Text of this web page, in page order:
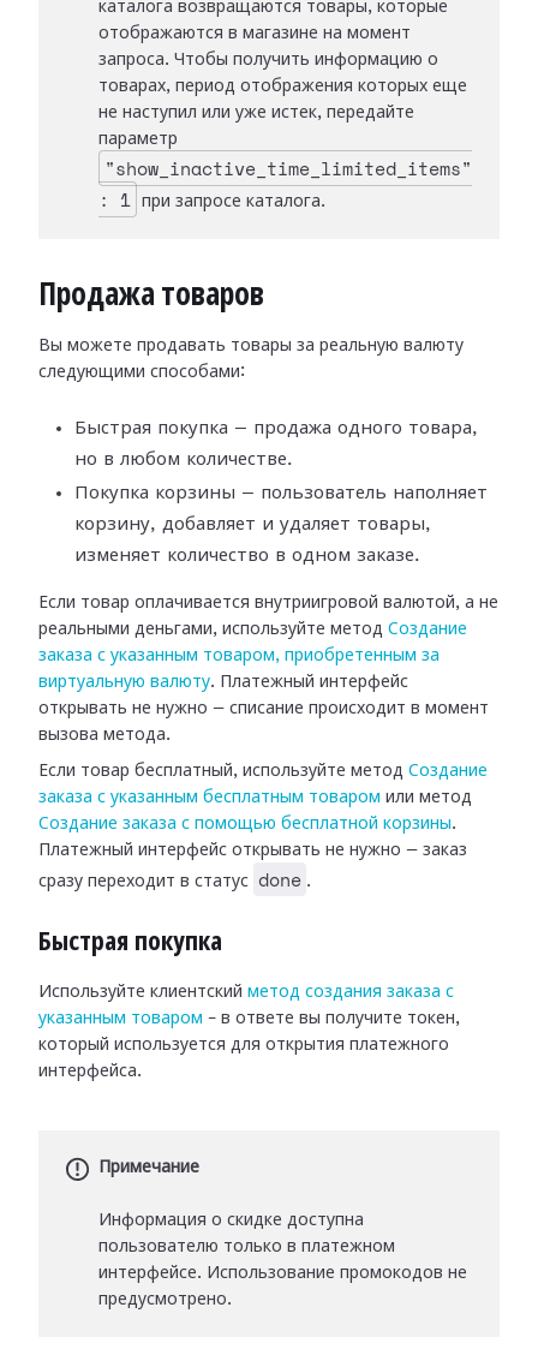
каталога возвращаются товары, которые
отображаются в магазине на момент
запроса. Чтобы получить информацию о
товарах, период отображения которых еще
не наступил или уже истек, передайте
параметр
"show_inactive_time_limited_items"
: 1
при запросе каталога.
Продажа товаров
Вы можете продавать товары за реальную валюту
следующими способами:
Быстрая покупка — продажа одного товара,
но в любом количестве.
Покупка корзины — пользователь наполняет
корзину, добавляет и удаляет товары,
изменяет количество в одном заказе.
Если товар оплачивается внутриигровой валютой, а не
реальными деньгами, используйте метод Создание
заказа с указанным товаром, приобретенным за
виртуальную валюту. Платежный интерфейс
открывать не нужно — списание происходит в момент
вызова метода.
Если товар бесплатный, используйте метод Создание
заказа с указанным бесплатным товаром или метод
Создание заказа с помощью бесплатной корзины.
Платежный интерфейс открывать не нужно — заказ
сразу переходит в статус
done .
Быстрая покупка
Используйте клиентский метод создания заказа с
указанным товаром – в ответе вы получите токен,
который используется для открытия платежного
интерфейса.
Примечание
Информация о скидке доступна
пользователю только в платежном
интерфейсе. Использование промокодов не
предусмотрено.